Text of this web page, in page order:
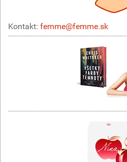
Kontakt: femme@femme.sk